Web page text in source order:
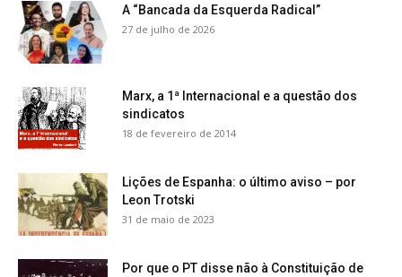
A “Bancada da Esquerda Radical”
27 de julho de 2026
Marx, a 1ª Internacional e a questão dos
sindicatos
18 de fevereiro de 2014
Lições de Espanha: o último aviso – por
Leon Trotski
31 de maio de 2023
Por que o PT disse não à Constituição de